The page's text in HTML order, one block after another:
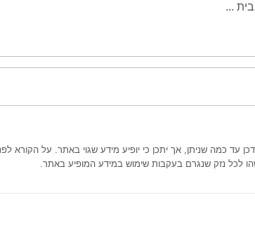
...
כמה שניתן, אך יתכן כי יופיע מידע שגוי באתר. על הקורא
לכל נזק שנגרם בעקבות שימוש במידע המופיע באתר.